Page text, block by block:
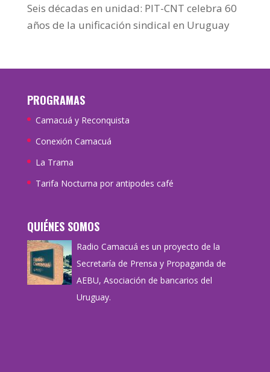
Seis décadas en unidad: PIT-CNT celebra 60
años de la unificación sindical en Uruguay
PROGRAMAS
Camacuá y Reconquista
Conexión Camacuá
La Trama
Tarifa Nocturna por antipodes café
QUIÉNES SOMOS
Radio Camacuá es un proyecto de la
Secretaría de Prensa y Propaganda de
AEBU, Asociación de bancarios del
Uruguay.